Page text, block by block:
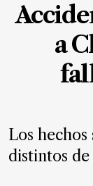
LAGUNA
por
Suscríbete
a
Los
distintos